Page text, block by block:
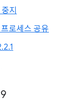
지
로세스 공유